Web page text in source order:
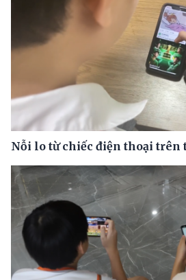
Nỗi lo từ chiếc điện thoại trên